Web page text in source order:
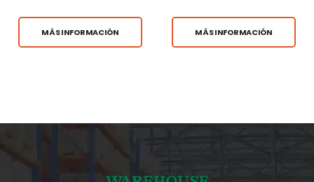
MÁS INFORMACIÓN MÁS INFORMACIÓN